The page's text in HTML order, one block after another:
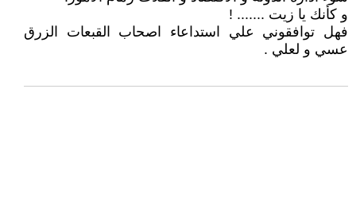
و كأنك يا زيت ....... !
فهل توافقوني علي استداعاء اصحاب القبعات الزرق
عسي و لعلي .